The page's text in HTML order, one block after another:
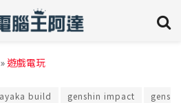
»遊戲電玩
build genshin impact